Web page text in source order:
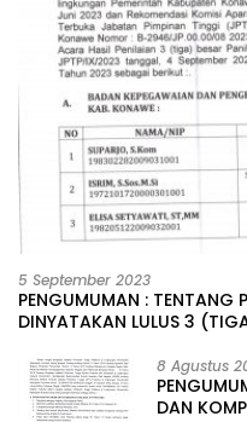
5 September 2023
PENGUMUMAN : TENTANG
DINYATAKAN LULUS 3
LINGKUNGAN
8 Agustus
DAN